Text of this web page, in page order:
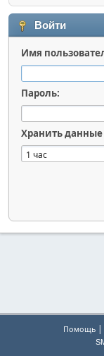
Войти
Имя
Пароль:
Хранить данные
Помощь |